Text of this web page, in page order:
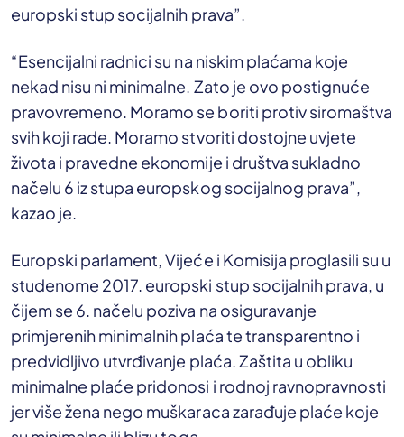
europski stup socijalnih prava”.
“Esencijalni radnici su na niskim plaćama koje
nekad nisu ni minimalne. Zato je ovo postignuće
pravovremeno. Moramo se boriti protiv siromaštva
svih koji rade. Moramo stvoriti dostojne uvjete
života i pravedne ekonomije i društva sukladno
načelu 6 iz stupa europskog socijalnog prava”,
kazao je.
Europski parlament, Vijeće i Komisija proglasili su u
studenome 2017. europski stup socijalnih prava, u
čijem se 6. načelu poziva na osiguravanje
primjerenih minimalnih plaća te transparentno i
predvidljivo utvrđivanje plaća. Zaštita u obliku
minimalne plaće pridonosi i rodnoj ravnopravnosti
jer više žena nego muškaraca zarađuje plaće koje